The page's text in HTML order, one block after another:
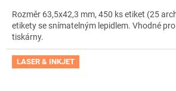
Rozměr 63,5x42,3 mm, 450 ks etiket (25
etikety se snímatelným lepidlem. Vhodné
tiskárny.
LASER & INKJET